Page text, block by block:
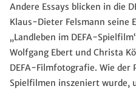
Andere Essays blicken in die
Klaus-Dieter Felsmann seine
„Landleben im DEFA-
Wolfgang Ebert und Christa
DEFA-Filmfotografie. Wie der
Spielfilmen inszeniert wurde,